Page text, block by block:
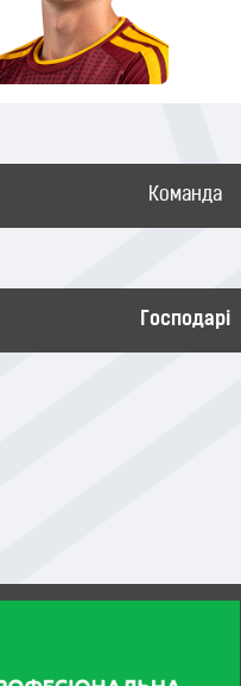
Команда
Господарі